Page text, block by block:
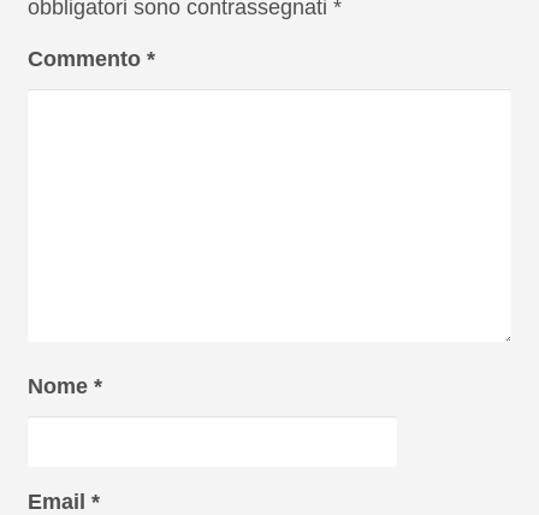
obbligatori sono contrassegnati *
Commento *
Nome *
Email *